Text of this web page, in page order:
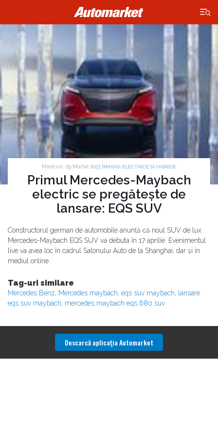
×
Miercuri, 29 Martie 2023 | MASINI ELECTRICE SI HIBRIDE
Primul Mercedes-Maybach
electric se pregătește de
lansare: EQS SUV
Constructorul german de automobile anunță că noul SUV de lux
Mercedes-Maybach EQS SUV va debuta în 17 aprilie. Evenimentul
live va avea loc în cadrul Salonului Auto de la Shanghai, dar și în
mediul online.
Tag-uri similare
Mercedes Benz, Mercedes maybach, eqs suv maybach, lansare
eqs suv maybach, mercedes maybach eqs 680 suv
Descarcă aplicaţia Automarket